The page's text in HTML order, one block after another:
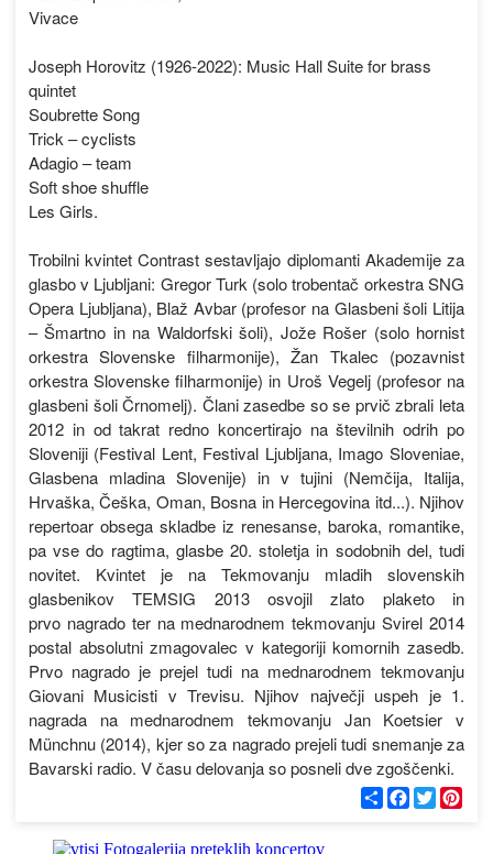
Vivace
Joseph Horovitz (1926-2022): Music Hall Suite for brass
quintet
Soubrette Song
Trick – cyclists
Adagio – team
Soft shoe shuffle
Les Girls.
Trobilni kvintet Contrast sestavljajo diplomanti Akademije za
glasbo v Ljubljani: Gregor Turk (solo trobentač orkestra SNG
Opera Ljubljana), Blaž Avbar (profesor na Glasbeni šoli Litija
– Šmartno in na Waldorfski šoli), Jože Rošer (solo hornist
orkestra Slovenske filharmonije), Žan Tkalec (pozavnist
orkestra Slovenske filharmonije) in Uroš Vegelj (profesor na
glasbeni šoli Črnomelj). Člani zasedbe so se prvič zbrali leta
2012 in od takrat redno koncertirajo na številnih odrih po
Sloveniji (Festival Lent, Festival Ljubljana, Imago Sloveniae,
Glasbena mladina Slovenije) in v tujini (Nemčija, Italija,
Hrvaška, Češka, Oman, Bosna in Hercegovina itd...). Njihov
repertoar obsega skladbe iz renesanse, baroka, romantike,
pa vse do ragtima, glasbe 20. stoletja in sodobnih del, tudi
novitet. Kvintet je na Tekmovanju mladih slovenskih
glasbenikov TEMSIG 2013 osvojil zlato plaketo in
prvo nagrado ter na mednarodnem tekmovanju Svirel 2014
postal absolutni zmagovalec v kategoriji komornih zasedb.
Prvo nagrado je prejel tudi na mednarodnem tekmovanju
Giovani Musicisti v Trevisu. Njihov največji uspeh je 1.
nagrada na mednarodnem tekmovanju Jan Koetsier v
Münchnu (2014), kjer so za nagrado prejeli tudi snemanje za
Bavarski radio. V času delovanja so posneli dve zgoščenki.
С
п
F
a
T
w
Fotogalerija preteklih koncertov